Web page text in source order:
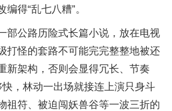
得“乱七八糟”。
部公路历险式长篇小说，放在电视
打怪的套路不可能完完整整地被还
新架构，否则会显得冗长、节奏
，林动一出场就接连上演只身斗
祖符、被迫闯妖兽谷等一波三折的